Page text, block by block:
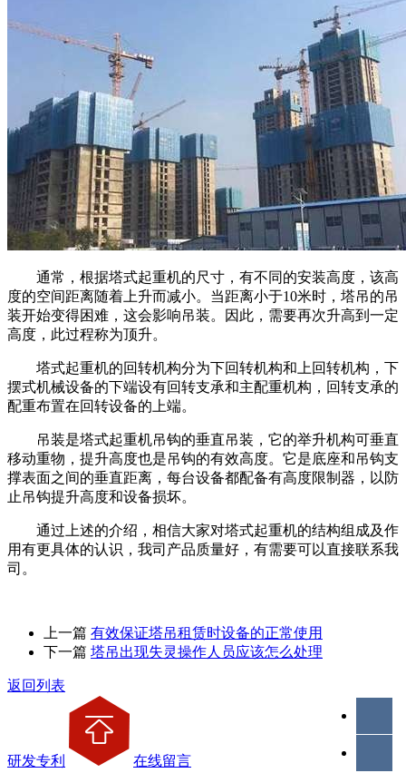
通常，根据塔式起重机的尺寸，有不同的安装高度，该高
度的空间距离随着上升而减小。当距离小于10米时，塔吊的吊
装开始变得困难，这会影响吊装。因此，需要再次升高到一定
高度，此过程称为顶升。
塔式起重机的回转机构分为下回转机构和上回转机构，下
摆式机械设备的下端设有回转支承和主配重机构，回转支承的
配重布置在回转设备的上端。
吊装是塔式起重机吊钩的垂直吊装，它的举升机构可垂直
移动重物，提升高度也是吊钩的有效高度。它是底座和吊钩支
撑表面之间的垂直距离，每台设备都配备有高度限制器，以防
止吊钩提升高度和设备损坏。
通过上述的介绍，相信大家对塔式起重机的结构组成及作
用有更具体的认识，我司产品质量好，有需要可以直接联系我
司。
上一篇 有效保证塔吊租赁时设备的正常使用
下一篇 塔吊出现失灵操作人员应该怎么处理
返回列表
研发专利 在线留言